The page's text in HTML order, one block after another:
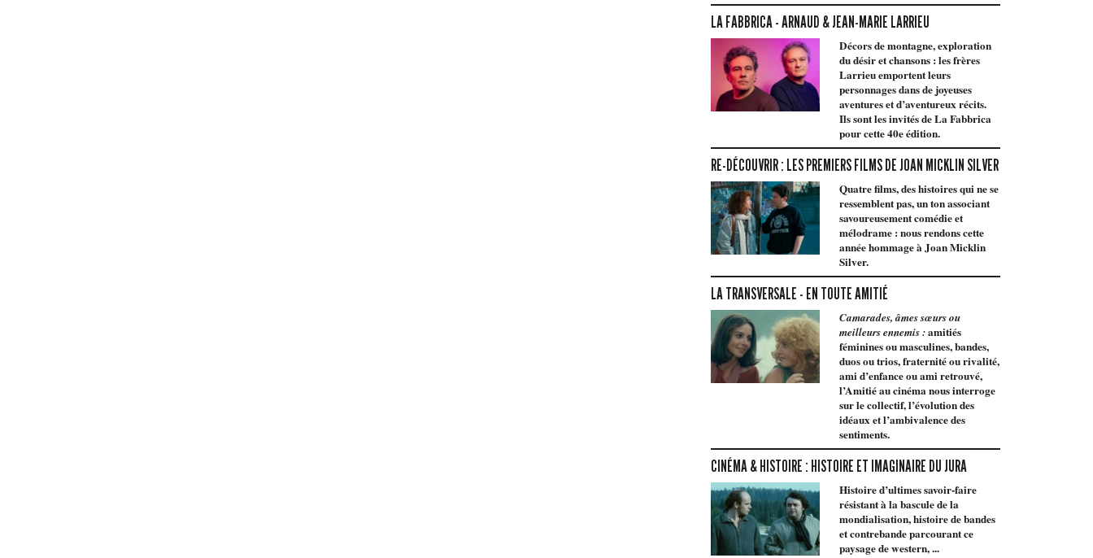
LA FABBRICA - ARNAUD & JEAN-MARIE LARRIEU
Décors de montagne, exploration
du désir et chansons : les frères
Larrieu emportent leurs
personnages dans de joyeuses
aventures et d’aventureux récits.
Ils sont les invités de La Fabbrica
pour cette 40e édition.
RE-DÉCOUVRIR : LES PREMIERS FILMS DE JOAN MICKLIN SILVER
Quatre films, des histoires qui ne se
ressemblent pas, un ton associant
savoureusement comédie et
mélodrame : nous rendons cette
année hommage à Joan Micklin
Silver.
LA TRANSVERSALE - EN TOUTE AMITIÉ
Camarades, âmes sœurs ou
meilleurs ennemis :amitiés
féminines ou masculines, bandes,
duos ou trios, fraternité ou rivalité,
ami d’enfance ou ami retrouvé,
l’Amitié au cinéma nous interroge
sur le collectif, l’évolution des
idéaux et l’ambivalence des
sentiments.
CINÉMA & HISTOIRE : HISTOIRE ET IMAGINAIRE DU JURA
Histoire d’ultimes savoir-faire
résistant à la bascule de la
mondialisation, histoire de bandes
et contrebande parcourant ce
paysage de western, ...